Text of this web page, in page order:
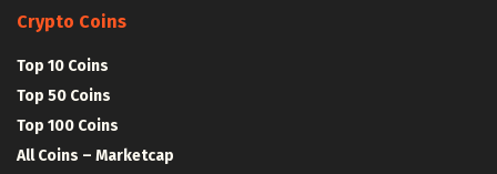
Crypto Coins
Top 10 Coins
Top 50 Coins
Top 100 Coins
All Coins – Marketcap